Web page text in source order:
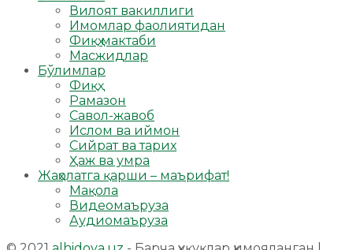
Вилоят вакиллиги
Имомлар фаолиятидан
Фиқҳ мактаби
Масжидлар
Бўлимлар
Фиқҳ
Рамазон
Савол-жавоб
Ислом ва иймон
Сийрат ва тарих
Ҳаж ва умра
Жаҳолатга қарши – маърифат!
Мақола
Видеомаъруза
Аудиомаъруза